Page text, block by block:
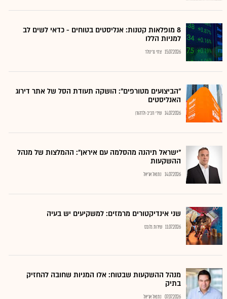
8 מופלאות קטנות: אנליסטים בטוחים - כדאי לשים לב
למניות הללו
15.07.2026 צחי גרינולד
"הביצועים מטורפים": הושקה תעודת הסל של אתר דירוג
האנליסטים
14.07.2026 שירי חביב-ולדהורן
"ישראל תיהנה מהסלמה עם איראן": ההמלצות של מנהל
ההשקעות
14.07.2026 נתנאל אריאל
שני אינדיקטורים מרמזים: למשקיעים יש בעיה
11.07.2026 שירות גלובס
מנהל ההשקעות שבטוח: אלו המניות שחובה להחזיק
בתיק
07.07.2026 נתנאל אריאל